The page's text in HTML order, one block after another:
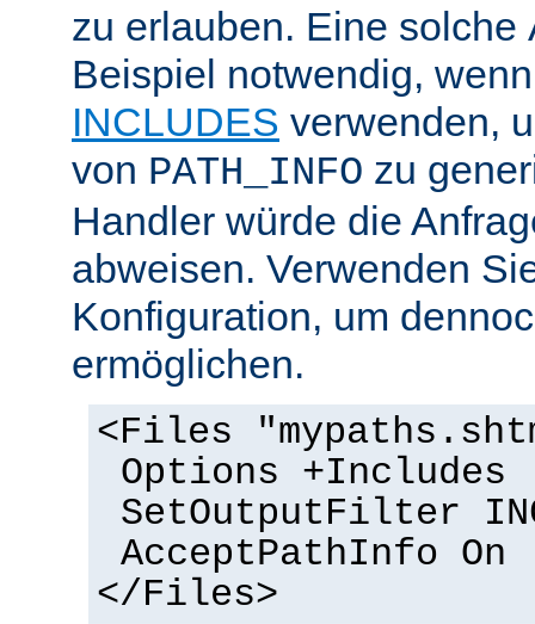
zu erlauben. Eine solche
Beispiel notwendig,
INCLUDES verwenden,
von PATH_INFO zu
Handler würde die
abweisen. Verwenden
Konfiguration, um
ermöglichen.
<Files
Options +Includes
SetOutputFilter
AcceptPathInfo On
</Files>